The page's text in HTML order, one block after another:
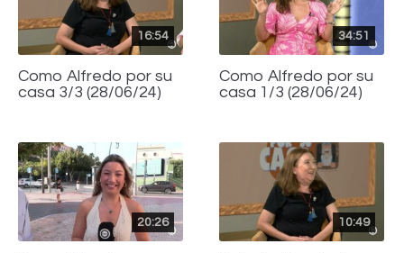
16:54
Como Alfredo por su
casa 3/3 (28/06/24)
34:51
Como Alfredo por su
casa 1/3 (28/06/24)
20:26 10:49